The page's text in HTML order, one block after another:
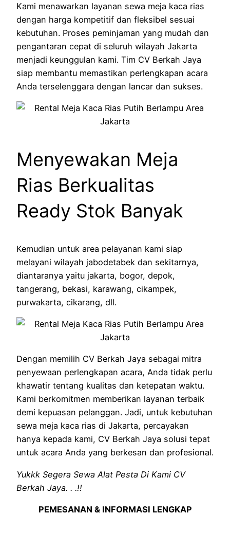
Kami menawarkan layanan sewa meja kaca rias
dengan harga kompetitif dan fleksibel sesuai
kebutuhan. Proses peminjaman yang mudah dan
pengantaran cepat di seluruh wilayah Jakarta
menjadi keunggulan kami. Tim CV Berkah Jaya
siap membantu memastikan perlengkapan acara
Anda terselenggara dengan lancar dan sukses.
Menyewakan Meja
Rias Berkualitas
Ready Stok Banyak
Kemudian untuk area pelayanan kami siap
melayani wilayah jabodetabek dan sekitarnya,
diantaranya yaitu jakarta, bogor, depok,
tangerang, bekasi, karawang, cikampek,
purwakarta, cikarang, dll.
Dengan memilih CV Berkah Jaya sebagai mitra
penyewaan perlengkapan acara, Anda tidak perlu
khawatir tentang kualitas dan ketepatan waktu.
Kami berkomitmen memberikan layanan terbaik
demi kepuasan pelanggan. Jadi, untuk kebutuhan
sewa meja kaca rias di Jakarta, percayakan
hanya kepada kami, CV Berkah Jaya solusi tepat
untuk acara Anda yang berkesan dan profesional.
Yukkk Segera Sewa Alat Pesta Di Kami CV
Berkah Jaya. . .!!
PEMESANAN & INFORMASI LENGKAP